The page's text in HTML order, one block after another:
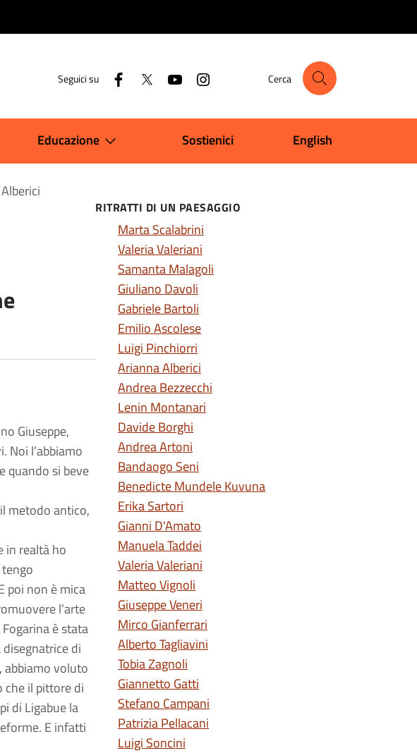
Seguici su Cerca
Educazione Sostienici English
Giuseppe,
Noi l’abbiamo
quando si beve
metodo antico,
in realtà ho
poi non è mica
l’arte
è stata
di
abbiamo voluto
che il pittore di
di Ligabue la
E infatti
RITRATTI DI UN PAESAGGIO
Marta Scalabrini
Valeria Valeriani
Samanta Malagoli
Giuliano Davoli
Gabriele Bartoli
Emilio Ascolese
Luigi Pinchiorri
Arianna Alberici
Andrea Bezzecchi
Lenin Montanari
Davide Borghi
Andrea Artoni
Bandaogo Seni
Benedicte Mundele Kuvuna
Erika Sartori
Gianni D'Amato
Manuela Taddei
Valeria Valeriani
Matteo Vignoli
Giuseppe Veneri
Mirco Gianferrari
Alberto Tagliavini
Tobia Zagnoli
Giannetto Gatti
Stefano Campani
Patrizia Pellacani
Luigi Soncini